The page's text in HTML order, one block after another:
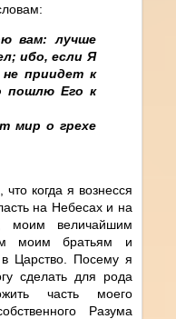
вам: лучше
ибо, если Я
приидет к
пошлю Его к
мир о грехе
когда я вознесся
на Небесах и на
величайшим
моим братьям и
Царство. Посему я
сделать для рода
часть моего
Разума